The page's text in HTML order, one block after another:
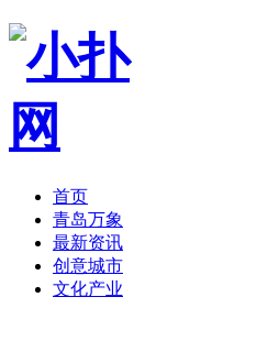
首页
青岛万象
最新资讯
创意城市
文化产业